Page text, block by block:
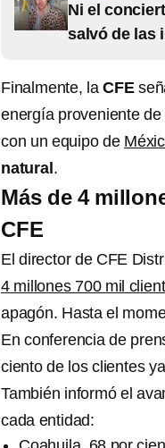
Ni el
salvó de las
Finalmente, laCFE
energía proveniente
con un equipo de
natural .
Más de 4
CFE
El director de CFE
4 millones 700 mil
apagón. Hasta el
En conferencia de
ciento de los clientes
También informó el
cada entidad: